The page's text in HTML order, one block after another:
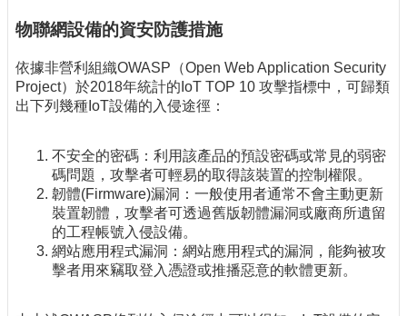
物聯網設備的資安防護措施
依據非營利組織OWASP（Open Web Application Security
Project）於2018年統計的IoT TOP 10 攻擊指標中，可歸類
出下列幾種IoT設備的入侵途徑：
不安全的密碼：利用該產品的預設密碼或常見的弱密
碼問題，攻擊者可輕易的取得該裝置的控制權限。
韌體(Firmware)漏洞：一般使用者通常不會主動更新
裝置韌體，攻擊者可透過舊版韌體漏洞或廠商所遺留
的工程帳號入侵設備。
網站應用程式漏洞：網站應用程式的漏洞，能夠被攻
擊者用來竊取登入憑證或推播惡意的軟體更新。